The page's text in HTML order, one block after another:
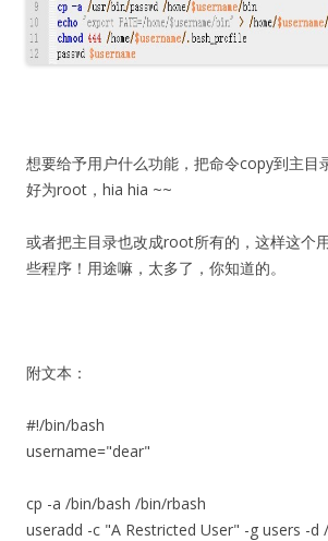
想要给予用户什么功能，把命令copy到主目
好为root，hia hia ~~
或者把主目录也改成root所有的，这样这个
些程序！用途嘛，太多了，你知道的。
附文本：
#!/bin/bash
username="dear"
cp -a /bin/bash /bin/rbash
useradd -c "A Restricted User" -g users -